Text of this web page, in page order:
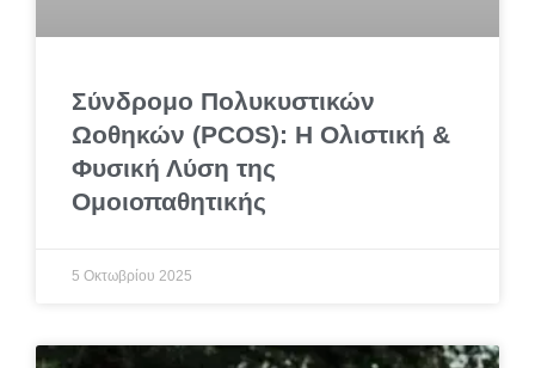
Σύνδρομο Πολυκυστικών
Ωοθηκών (PCOS): Η Ολιστική &
Φυσική Λύση της
Ομοιοπαθητικής
5 Οκτωβρίου 2025